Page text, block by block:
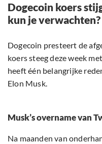
Dogecoin koers
kun je verwachten?
Dogecoin presteert de
koers steeg deze week
heeft één belangrijke
Elon Musk.
Musk’s overname van
Na maanden van